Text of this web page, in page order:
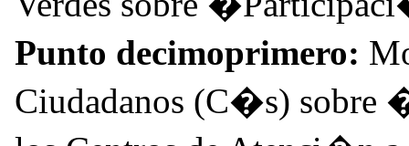
Punto decimoprimero:
Ciudadanos (C�s) sobre